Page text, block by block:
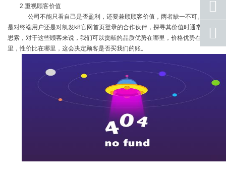
2.重视顾客价值
公司不能只看自己是否盈利，还要兼顾顾客价值，两者缺一不可。不论
是对终端用户还是对凯发k8官网首页登录的合作伙伴，探寻其价值时通常都要
思索，对于这些顾客来说，我们可以贡献的品质优势在哪里，价格优势在哪
里，性价比在哪里，这会决定顾客是否买我们的账。
手机
号码
qq
联系
返回